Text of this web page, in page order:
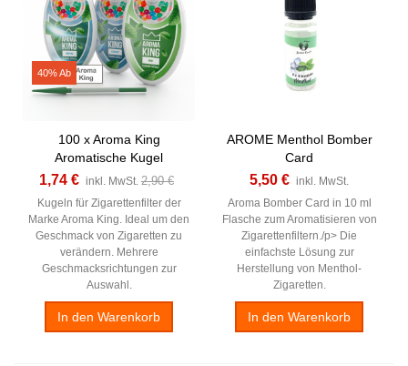
40% Ab
100 x Aroma King
Aromatische Kugel
1,74 € inkl. MwSt. 2,90 €
Kugeln für Zigarettenfilter der
Marke Aroma King. Ideal um den
Geschmack von Zigaretten zu
verändern. Mehrere
Geschmacksrichtungen zur
Auswahl.
In den Warenkorb
AROME Menthol Bomber
Card
5,50 € inkl. MwSt.
Aroma Bomber Card in 10 ml
Flasche zum Aromatisieren von
Zigarettenfiltern./p> Die
einfachste Lösung zur
Herstellung von Menthol-
Zigaretten.
In den Warenkorb